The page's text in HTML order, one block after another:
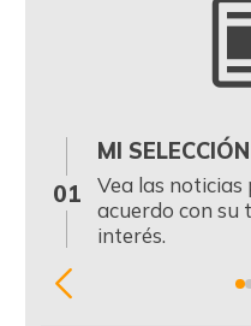
01
MI
Vea las noticias
acuerdo con su
interés.
Item